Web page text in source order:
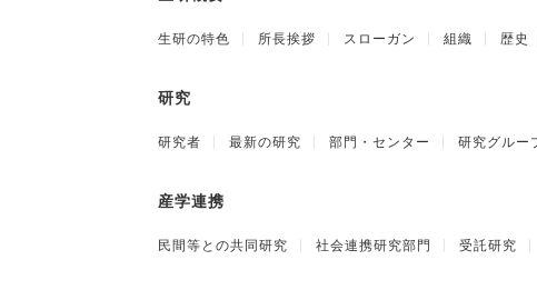
生研の特色 所長挨拶 スローガン 組織 歴史
研究
研究者 最新の研究 部門・センター 研究グルー
産学連携
民間等との共同研究 社会連携研究部門 受託研究